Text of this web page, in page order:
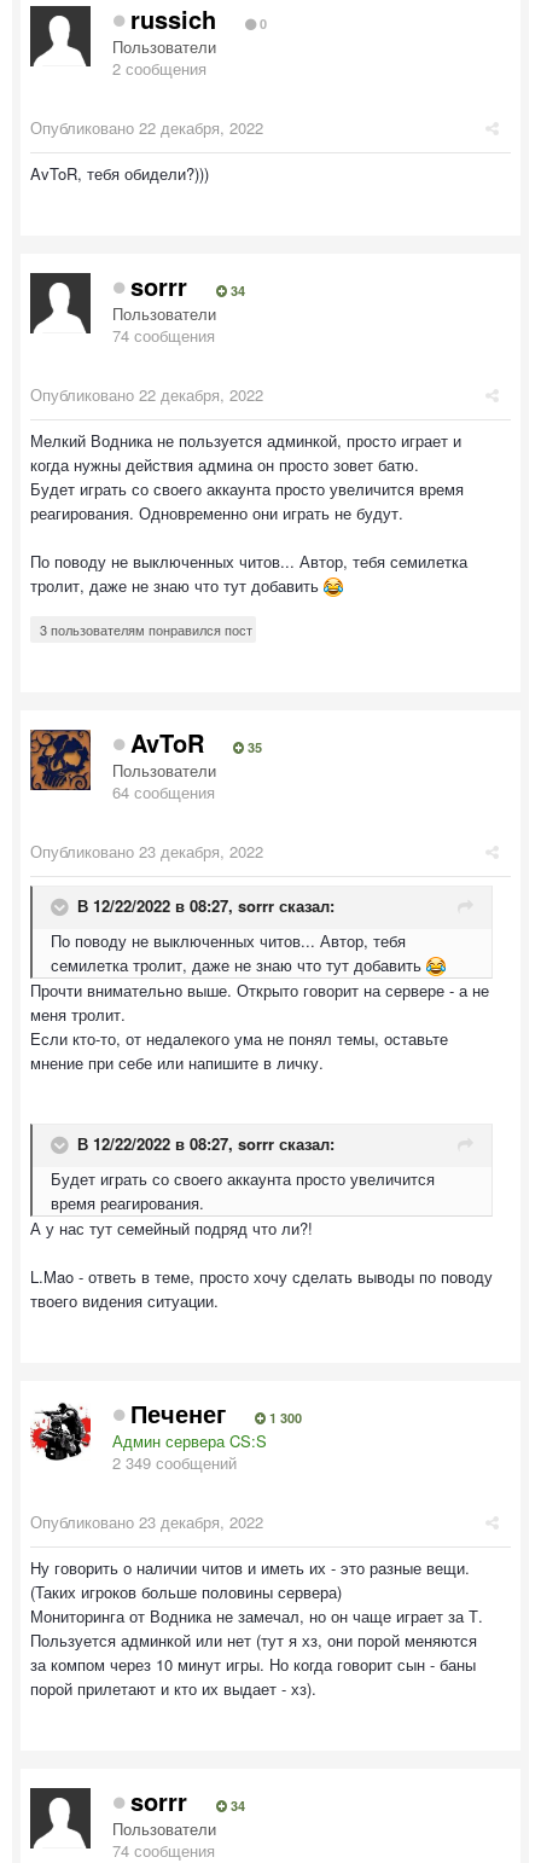
russich 0
Пользователи
2 сообщения
Опубликовано 22 декабря, 2022
AvToR, тебя обидели?)))
sorrr 34
Пользователи
74 сообщения
Опубликовано 22 декабря, 2022
Мелкий Водника не пользуется админкой, просто играет и
когда нужны действия админа он просто зовет батю.
Будет играть со своего аккаунта просто увеличится время
реагирования. Одновременно они играть не будут.
По поводу не выключенных читов... Автор, тебя семилетка
тролит, даже не знаю что тут добавить
3 пользователям понравился пост
AvToR 35
Пользователи
64 сообщения
Опубликовано 23 декабря, 2022
В 12/22/2022 в 08:27, sorrr сказал:
По поводу не выключенных читов... Автор, тебя
семилетка тролит, даже не знаю что тут добавить
Прочти внимательно выше. Открыто говорит на сервере - а не
меня тролит.
Если кто-то, от недалекого ума не понял темы, оставьте
мнение при себе или напишите в личку.
В 12/22/2022 в 08:27, sorrr сказал:
Будет играть со своего аккаунта просто увеличится
время реагирования.
А у нас тут семейный подряд что ли?!
L.Mao - ответь в теме, просто хочу сделать выводы по поводу
твоего видения ситуации.
Печенег 1 300
Админ сервера CS:S
2 349 сообщений
Опубликовано 23 декабря, 2022
Ну говорить о наличии читов и иметь их - это разные вещи.
(Таких игроков больше половины сервера)
Мониторинга от Водника не замечал, но он чаще играет за Т.
Пользуется админкой или нет (тут я хз, они порой меняются
за компом через 10 минут игры. Но когда говорит сын - баны
порой прилетают и кто их выдает - хз).
sorrr 34
Пользователи
74 сообщения